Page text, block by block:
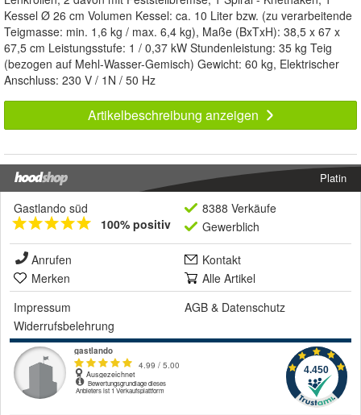
Kessel Ø 26 cm Volumen Kessel: ca. 10 Liter bzw. (zu verarbeitende
Teigmasse: min. 1,6 kg / max. 6,4 kg), Maße (BxTxH): 38,5 x 67 x
67,5 cm Leistungsstufe: 1 / 0,37 kW Stundenleistung: 35 kg Teig
(bezogen auf Mehl-Wasser-Gemisch) Gewicht: 60 kg, Elektrischer
Anschluss: 230 V / 1N / 50 Hz
Artikelbeschreibung anzeigen
Platin
Gastlando süd
100% positiv
8388 Verkäufe
Gewerblich
Anrufen
Kontakt
Merken
Alle Artikel
Impressum
AGB & Datenschutz
Widerrufsbelehrung